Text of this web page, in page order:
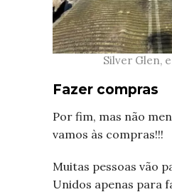
Silver Glen,
Fazer compras
Por fim, mas não
vamos às compras!!!
Muitas pessoas vão
Unidos apenas para